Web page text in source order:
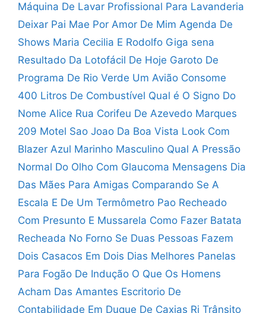
Máquina De Lavar Profissional Para Lavanderia
Deixar Pai Mae Por Amor De Mim Agenda De
Shows Maria Cecilia E Rodolfo Giga sena
Resultado Da Lotofácil De Hoje Garoto De
Programa De Rio Verde Um Avião Consome
400 Litros De Combustível Qual é O Signo Do
Nome Alice Rua Corifeu De Azevedo Marques
209 Motel Sao Joao Da Boa Vista Look Com
Blazer Azul Marinho Masculino Qual A Pressão
Normal Do Olho Com Glaucoma Mensagens Dia
Das Mães Para Amigas Comparando Se A
Escala E De Um Termômetro Pao Recheado
Com Presunto E Mussarela Como Fazer Batata
Recheada No Forno Se Duas Pessoas Fazem
Dois Casacos Em Dois Dias Melhores Panelas
Para Fogão De Indução O Que Os Homens
Acham Das Amantes Escritorio De
Contabilidade Em Duque De Caxias Rj Trânsito